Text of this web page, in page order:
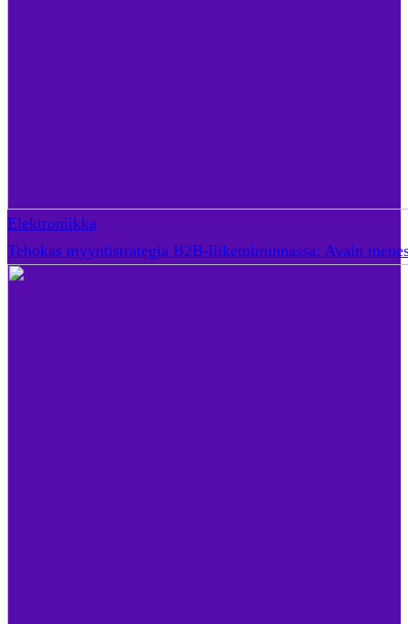
Elektroniikka
Tehokas myyntistrategia B2B-liiketoiminnassa: Avain